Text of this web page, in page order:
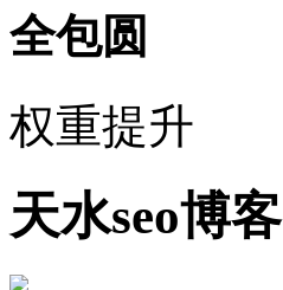
全包圆
权重提升
天水seo博客